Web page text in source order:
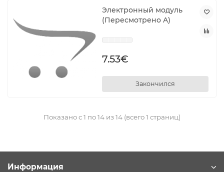
Электронный модуль
(Пересмотрено A)
7.53€
Закончился
Показано с 1 по 14 из 14 (всего 1 страниц)
Информация